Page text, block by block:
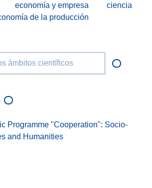
economía y empresa
ciencia
de la producción
ámbitos científicos
Programme "Cooperation": Socio-
and Humanities